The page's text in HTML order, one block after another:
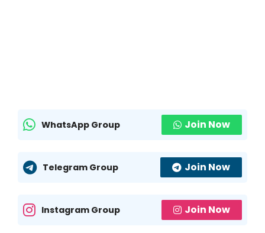
WhatsApp Group Join Now
Telegram Group Join Now
Instagram Group Join Now